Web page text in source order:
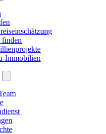
Immobilien